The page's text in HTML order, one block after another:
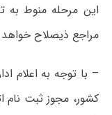
این مرحله منوط
مراجع ذیصلاح خواهد
– با توجه به اعلام
کشور، مجوز ثبت نام